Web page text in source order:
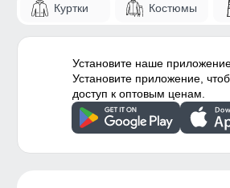
Куртки Костюмы
Установите наше
Установите приложение,
доступ к оптовым ценам.